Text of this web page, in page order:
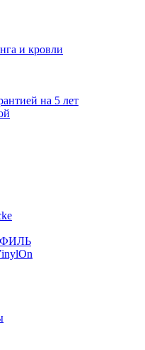
и кровли
на 5 лет